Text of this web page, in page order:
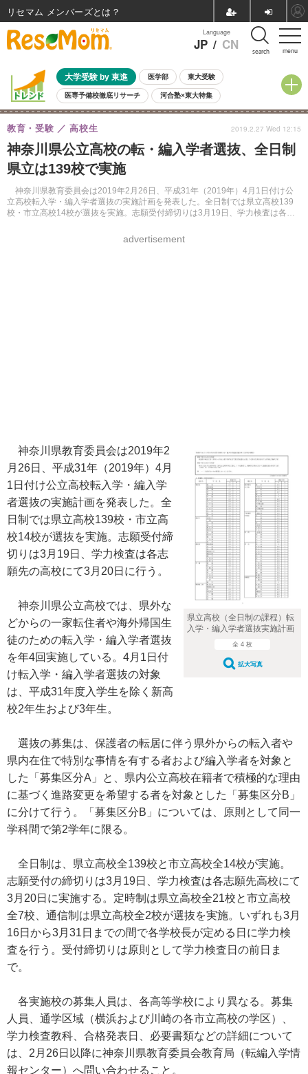
menu
Language
JP / CN search
大学受験 by 東進 医学部 東大受験
医専予備校徹底リサーチ 河合塾×東大特集
親子で考える大学選び 高校受験 中学受験 小学校受験
共通テスト 夏休み
8月開催イベント・WS 全国公立高校 過去問 人気記事
自由研究教材（小学生向け） 自由研究教材（中学生向け）
神奈川県公立高校の転・編入学者選抜、全日制
県立は139校で実施
神奈川県教育委員会は2019年2月26日、平成31年（2019年）4月1日付け公
立高校転入学・編入学者選抜の実施計画を発表した。全日制では県立高校139
校・市立高校14校が選抜を実施。志願受付締切りは3月19日、学力検査は各志
教育・受験 高校生
advertisement
2019.2.27 Wed 12:15
県立高校（全日制の課程）転
入学・編入学者選抜実施計画
全 4 枚
拡大写真
神奈川県教育委員会は2019年2
月26日、平成31年（2019年）4月
1日付け公立高校転入学・編入学
者選抜の実施計画を発表した。全
日制では県立高校139校・市立高
校14校が選抜を実施。志願受付締
切りは3月19日、学力検査は各志
願先の高校にて3月20日に行う。
神奈川県公立高校では、県外な
どからの一家転住者や海外帰国生
徒のための転入学・編入学者選抜
を年4回実施している。4月1日付
け転入学・編入学者選抜の対象
は、平成31年度入学生を除く新高
校2年生および3年生。
選抜の募集は、保護者の転居に伴う県外からの転入者や
県内在住で特別な事情を有する者および編入学者を対象と
した「募集区分A」と、県内公立高校在籍者で積極的な理由
に基づく進路変更を希望する者を対象とした「募集区分B」
に分けて行う。「募集区分B」については、原則として同一
学科間で第2学年に限る。
全日制は、県立高校全139校と市立高校全14校が実施。
志願受付の締切りは3月19日、学力検査は各志願先高校にて
3月20日に実施する。定時制は県立高校全21校と市立高校
全7校、通信制は県立高校全2校が選抜を実施。いずれも3月
16日から3月31日までの間で各学校長が定める日に学力検
査を行う。受付締切りは原則として学力検査日の前日ま
で。
各実施校の募集人員は、各高等学校により異なる。募集
人員、通学区域（横浜および川崎の各市立高校の学区）、
学力検査教科、合格発表日、必要書類などの詳細について
は、2月26日以降に神奈川県教育委員会教育局（転編入学情
報センター）へ問い合わせること。
リセマム メンバーズ